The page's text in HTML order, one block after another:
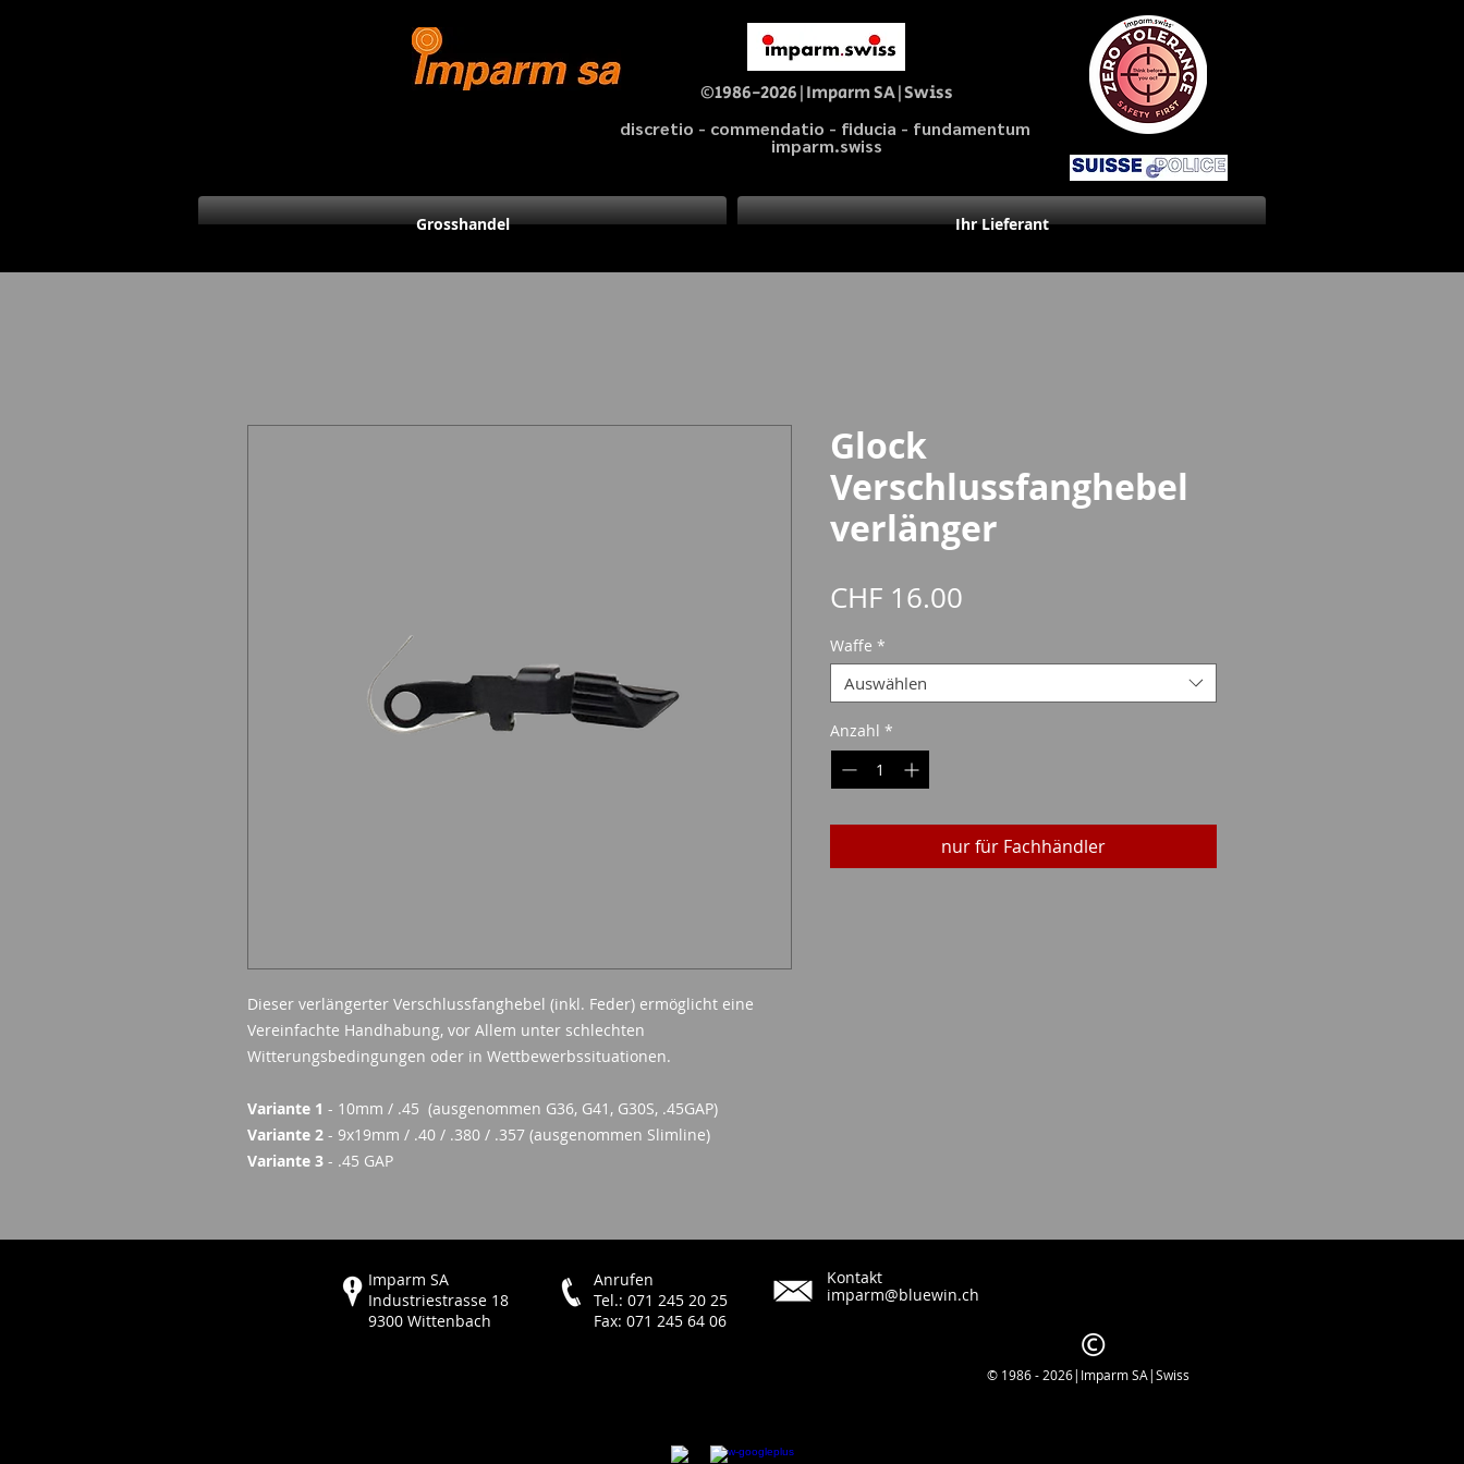
©1986-2026|Imparm SA|Swiss
discretio - commendatio - fiducia - fundamentum
imparm.swiss
Grosshandel Ihr Lieferant
Dieser verlängerter Verschlussfanghebel (inkl. Feder) ermöglicht eine
Vereinfachte Handhabung, vor Allem unter schlechten
Witterungsbedingungen oder in Wettbewerbssituationen.
Variante 1 - 10mm / .45 (ausgenommen G36, G41, G30S, .45GAP)
Variante 2 - 9x19mm / .40 / .380 / .357 (ausgenommen Slimline)
Variante 3 - .45 GAP
Glock
Verschlussfanghebel
verlänger
CHF 16.00
Waffe *
Auswählen
Anzahl *
nur für Fachhändler
Imparm SA
Industriestrasse 18
9300 Wittenbach
Anrufen
Tel.: 071 245 20 25
Fax: 071 245 64 06
Kontakt
imparm@bluewin.ch
© 1986 - 2026|Imparm SA|Swiss